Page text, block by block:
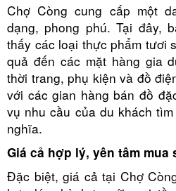
Chợ Còng cung cấp một
dạng, phong phú. Tại đây,
thấy các loại thực phẩm tươi
quả đến các mặt hàng gia
thời trang, phụ kiện và đồ
với các gian hàng bán đồ
vụ nhu cầu của du khách
nghĩa.
Giá cả hợp lý, yên tâm mua
Đặc biệt, giá cả tại Chợ